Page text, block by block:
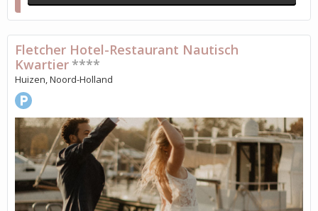
Fletcher Hotel-Restaurant Nautisch
Kwartier ****
Huizen, Noord-Holland